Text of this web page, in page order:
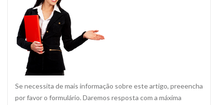
Se necessita de mais informação sobre este artigo, preeencha
por favor o formulário. Daremos resposta com a máxima